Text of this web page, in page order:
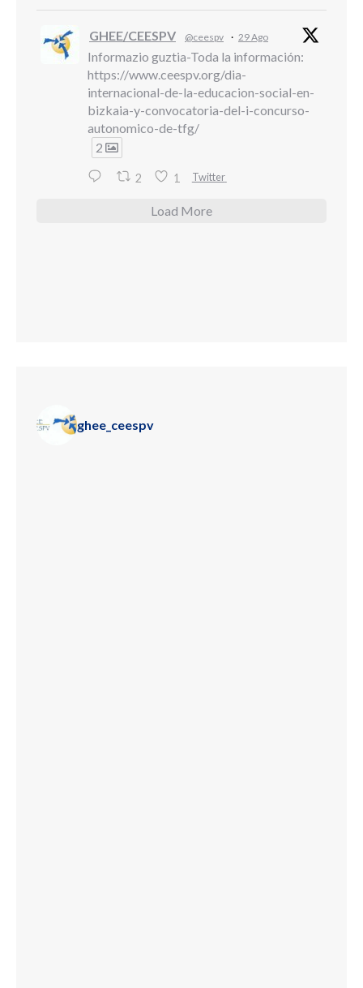
GHEE/CEESPV @ceespv · 29 Ago
Informazio guztia-Toda la información:
https://www.ceespv.org/dia-
internacional-de-la-educacion-social-en-
bizkaia-y-convocatoria-del-i-concurso-
autonomico-de-tfg/
2
2 1 Twitter
Load More
ghee_ceespv